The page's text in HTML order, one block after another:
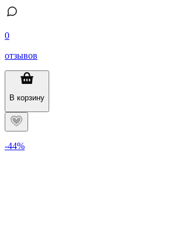
0
отзывов
В корзину
-44%